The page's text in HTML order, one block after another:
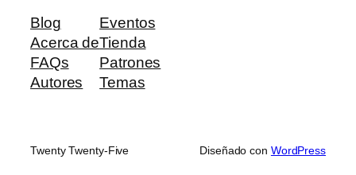
Blog
Acerca de
FAQs
Autores
Eventos
Tienda
Patrones
Temas
Twenty Twenty-Five Diseñado con WordPress